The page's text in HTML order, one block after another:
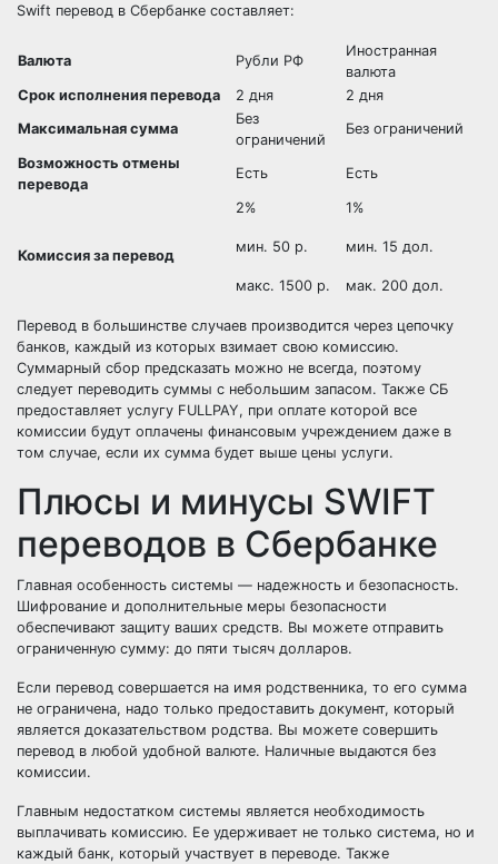
Swift перевод в Сбербанке составляет:
Валюта Рубли РФ
Иностранная
валюта
Срок исполнения перевода
2 дня
2 дня
Максимальная сумма
Без
ограничений
Без ограничений
Возможность отмены
перевода
Есть Есть
Комиссия за перевод
2%
мин. 50 р.
макс. 1500 р.
1%
мин. 15 дол.
мак. 200 дол.
Перевод в большинстве случаев производится через цепочку
банков, каждый из которых взимает свою комиссию.
Суммарный сбор предсказать можно не всегда, поэтому
следует переводить суммы с небольшим запасом. Также СБ
предоставляет услугу FULLPAY, при оплате которой все
комиссии будут оплачены финансовым учреждением даже в
том случае, если их сумма будет выше цены услуги.
Плюсы и минусы SWIFT
переводов в Сбербанке
Главная особенность системы — надежность и безопасность.
Шифрование и дополнительные меры безопасности
обеспечивают защиту ваших средств. Вы можете отправить
ограниченную сумму: до пяти тысяч долларов.
Если перевод совершается на имя родственника, то его сумма
не ограничена, надо только предоставить документ, который
является доказательством родства. Вы можете совершить
перевод в любой удобной валюте. Наличные выдаются без
комиссии.
Главным недостатком системы является необходимость
выплачивать комиссию. Ее удерживает не только система, но и
каждый банк, который участвует в переводе. Также